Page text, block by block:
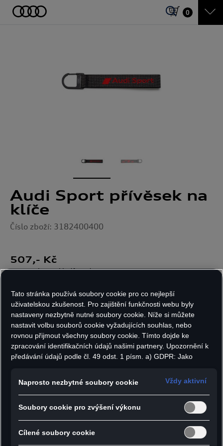
0
Audi Sport přívěsek na
klíče
Číslo zboží: 3182400400
507,- Kč
vč. DPH, bez nákladů na dopravu
Varianty: Počet kusů:
Do košíku
- Klíčenka s textilním poutkem a karabinou z
nerezové oceli
Tato stránka používá soubory cookie pro co nejlepší
uživatelskou zkušenost. Pro zajištění funkčnosti webu byly
nastaveny nezbytně nutné soubory cookie. Níže si můžete
nastavit volbu souborů cookie vyžadujících souhlas, nebo
rovnou přijmout všechny soubory cookie. Tímto dojde ke
zpracování identifikačních údajů našimi partnery. Upozornění k
předávání údajů podle čl. 49 odst. 1 písm. a) GDPR: Jako
používán Google Analytics. Nelze vyloučit, že společnost
Google Ireland jako náš smluvní partner předává osobní údaje
státech neexistuje úroveň ochrany osobních údajů věcně
rovnocenná Evropské unii a chybí rozhodnutí Evropské komise
o odpovídající ochraně. Z toho pro vás mohou vyplývat rizika,
protože v USA nemůžete účinně uplatnit svá práva subjektu
Naprosto nezbytné soubory cookie Vždy aktivní
Soubory cookie pro zvýšení výkonu
Cílené soubory cookie